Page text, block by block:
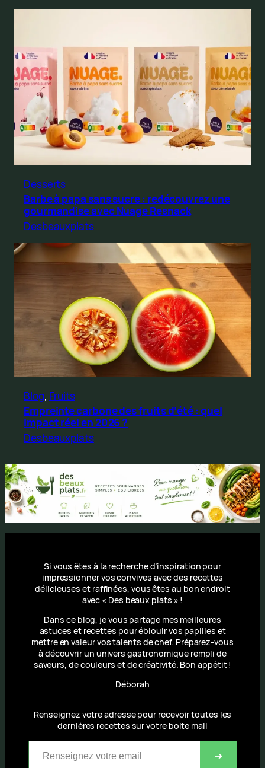
Desserts
Barbe à papa sans sucre : redécouvrez une
gourmandise avec Nuage Resnack
Desbeauxplats
Blog, Fruits
Empreinte carbone des fruits d’été : quel
impact réel en 2026 ?
Desbeauxplats
Si vous êtes à la recherche d’inspiration pour
impressionner vos convives avec des recettes
délicieuses et raffinées, vous êtes au bon endroit
avec « Des beaux plats » !
Dans ce blog, je vous partage mes meilleures
astuces et recettes pour éblouir vos papilles et
mettre en valeur vos talents de chef. Préparez-vous
à découvrir un univers gastronomique rempli de
saveurs, de couleurs et de créativité. Bon appétit !
Déborah
Renseignez votre adresse pour recevoir toutes les
dernières recettes sur votre boite mail
Renseignez votre email
➔